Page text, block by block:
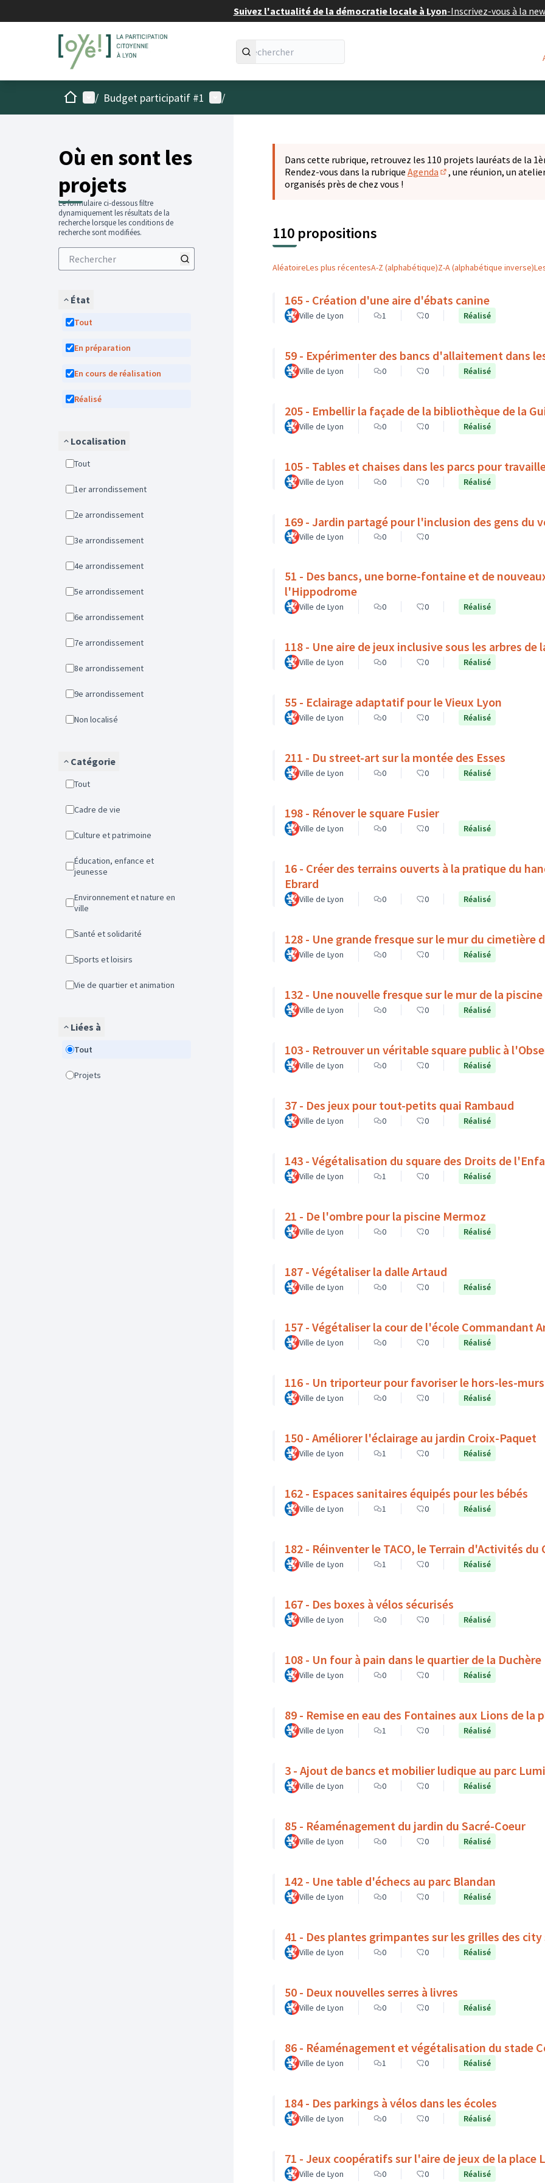
Suivez l'actualité de la démocratie locale à Lyon-Inscrivez-vous à la
AccueilMenu principal
/ Budget participatif #1 Menu utilisateur
/
Où en sont les
projets
Le formulaire ci-dessous filtre
dynamiquement les résultats de la
recherche lorsque les conditions de
recherche sont modifiées.
État
Tout
En préparation
En cours de réalisation
Réalisé
Localisation
Tout
1er arrondissement
2e arrondissement
3e arrondissement
4e arrondissement
5e arrondissement
6e arrondissement
7e arrondissement
8e arrondissement
9e arrondissement
Non localisé
Catégorie
Tout
Cadre de vie
Culture et patrimoine
Éducation, enfance et
jeunesse
Environnement et nature en
ville
Santé et solidarité
Sports et loisirs
Vie de quartier et animation
Liées à
Tout
Projets
Dans cette rubrique, retrouvez les 110 projets lauréats de la
Rendez-vous dans la rubrique Agenda
(S'ouvre dans un nouvel
, une réunion, un
organisés près de chez vous !
110 propositions
AléatoireLes plus récentesA-Z (alphabétique)Z-A (alphabétique inverse)
165 - Création d'une aire d'ébats canine
Ville de Lyon 1 0 Réalisé
59 - Expérimenter des bancs d'allaitement dans
Ville de Lyon 0 0 Réalisé
205 - Embellir la façade de la bibliothèque de la
Ville de Lyon 0 0 Réalisé
105 - Tables et chaises dans les parcs pour
Ville de Lyon 0 0 Réalisé
169 - Jardin partagé pour l'inclusion des gens du
Ville de Lyon 0 0
51 - Des bancs, une borne-fontaine et de
l'Hippodrome
Ville de Lyon 0 0 Réalisé
118 - Une aire de jeux inclusive sous les arbres de
Ville de Lyon 0 0 Réalisé
55 - Eclairage adaptatif pour le Vieux Lyon
Ville de Lyon 0 0 Réalisé
211 - Du street-art sur la montée des Esses
Ville de Lyon 0 0 Réalisé
198 - Rénover le square Fusier
Ville de Lyon 0 0 Réalisé
16 - Créer des terrains ouverts à la pratique du
Ebrard
Ville de Lyon 0 0 Réalisé
128 - Une grande fresque sur le mur du cimetière
Ville de Lyon 0 0 Réalisé
132 - Une nouvelle fresque sur le mur de la
Ville de Lyon 0 0 Réalisé
103 - Retrouver un véritable square public à
Ville de Lyon 0 0 Réalisé
37 - Des jeux pour tout-petits quai Rambaud
Ville de Lyon 0 0 Réalisé
143 - Végétalisation du square des Droits de
Ville de Lyon 1 0 Réalisé
21 - De l'ombre pour la piscine Mermoz
Ville de Lyon 0 0 Réalisé
187 - Végétaliser la dalle Artaud
Ville de Lyon 0 0 Réalisé
157 - Végétaliser la cour de l'école Commandant
Ville de Lyon 0 0 Réalisé
116 - Un triporteur pour favoriser le hors-les-
Ville de Lyon 0 0 Réalisé
150 - Améliorer l'éclairage au jardin Croix-Paquet
Ville de Lyon 1 0 Réalisé
162 - Espaces sanitaires équipés pour les bébés
Ville de Lyon 1 0 Réalisé
182 - Réinventer le TACO, le Terrain d'Activités du
Ville de Lyon 1 0 Réalisé
167 - Des boxes à vélos sécurisés
Ville de Lyon 0 0 Réalisé
108 - Un four à pain dans le quartier de la Duchère
Ville de Lyon 0 0 Réalisé
89 - Remise en eau des Fontaines aux Lions de la
Ville de Lyon 1 0 Réalisé
3 - Ajout de bancs et mobilier ludique au parc
Ville de Lyon 0 0 Réalisé
85 - Réaménagement du jardin du Sacré-Coeur
Ville de Lyon 0 0 Réalisé
142 - Une table d'échecs au parc Blandan
Ville de Lyon 0 0 Réalisé
41 - Des plantes grimpantes sur les grilles des city
Ville de Lyon 0 0 Réalisé
50 - Deux nouvelles serres à livres
Ville de Lyon 0 0 Réalisé
86 - Réaménagement et végétalisation du stade
Ville de Lyon 1 0 Réalisé
184 - Des parkings à vélos dans les écoles
Ville de Lyon 0 0 Réalisé
71 - Jeux coopératifs sur l'aire de jeux de la place
Ville de Lyon 0 0 Réalisé